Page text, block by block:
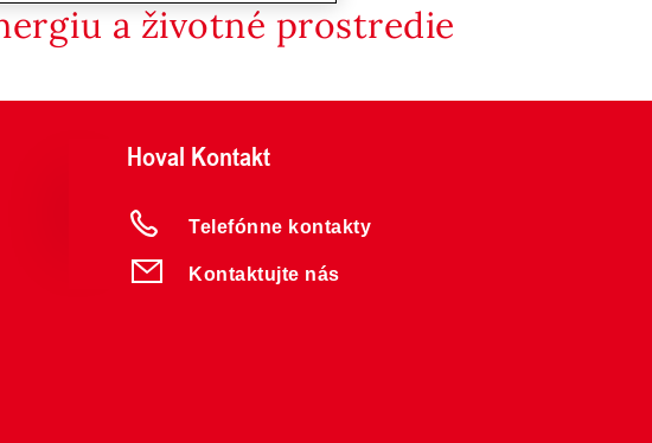
a životné prostredie
Hoval Kontakt
Telefónne kontakty
Kontaktujte nás